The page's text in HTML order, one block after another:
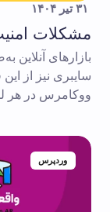
۳۱ تیر ۱۴۰۴
مشکلات
بازارهای
سایبری نیز از
ووکامرس در
وردپرس